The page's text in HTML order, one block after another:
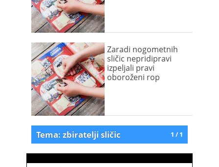
Zaradi nogometnih
sličic nepridipravi
izpeljali pravi
oboroženi rop
1 / 1
Tema: zbiratelji sličic